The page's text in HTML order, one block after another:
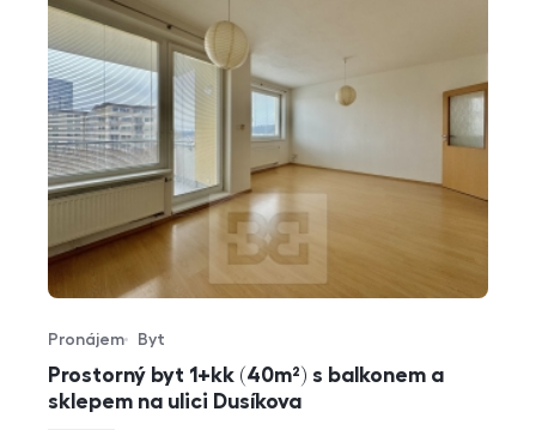
Prostorný byt 1+kk (40m²) s balkonem a
sklepem na ulici Dusíkova
Typ nabídky
Pronájem
Typ nemovitosti
Byt